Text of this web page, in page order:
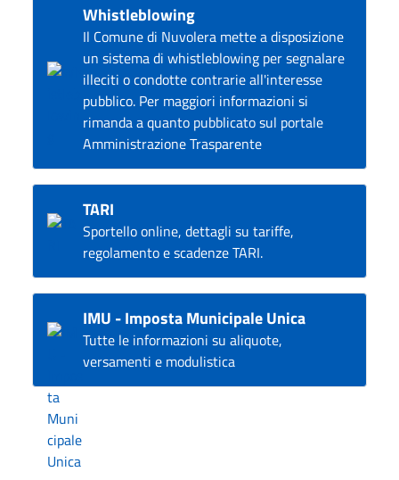
Whistleblowing
Il Comune di Nuvolera mette a disposizione
un sistema di whistleblowing per segnalare
illeciti o condotte contrarie all'interesse
pubblico. Per maggiori informazioni si
rimanda a quanto pubblicato sul portale
Amministrazione Trasparente
TARI
Sportello online, dettagli su tariffe,
regolamento e scadenze TARI.
IMU - Imposta Municipale Unica
Tutte le informazioni su aliquote,
versamenti e modulistica